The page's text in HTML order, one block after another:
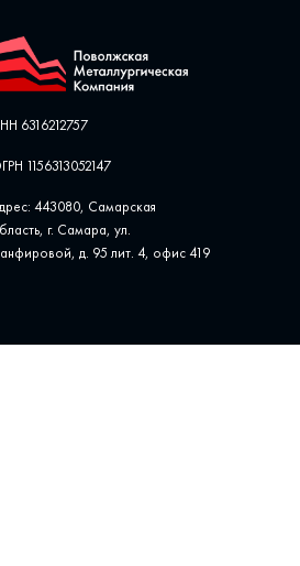
6316212757
1156313052147
443080, Самарская
г. Самара, ул.
д. 95 лит. 4, офис ​419